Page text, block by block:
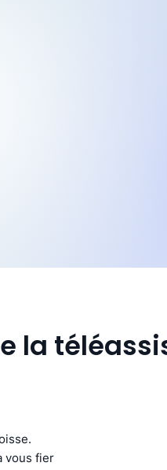
la
vous fier